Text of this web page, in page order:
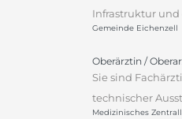
Infrastruktur
Gemeinde Eichenzell
Oberärztin /
Sie sind
technischer
Medizinisches